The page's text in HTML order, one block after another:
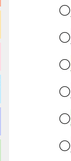
〇
〇
〇
〇
〇
〇